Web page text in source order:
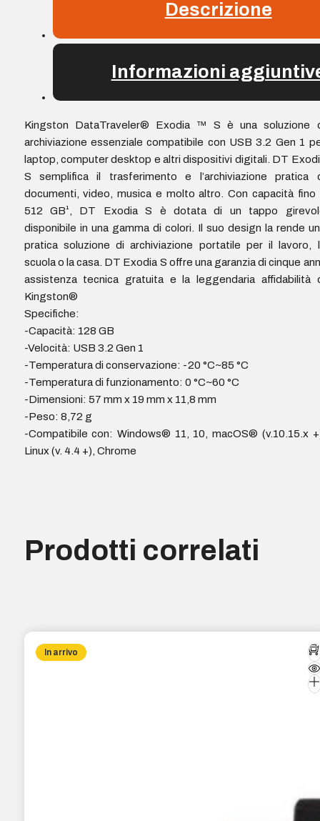
Descrizione
Informazioni
Kingston DataTraveler® Exodia ™ S è una soluzione
archiviazione essenziale compatibile con USB 3.2 Gen 1
laptop, computer desktop e altri dispositivi digitali. DT
S semplifica il trasferimento e l’archiviazione pratica
documenti, video, musica e molto altro. Con capacità fino
512 GB¹, DT Exodia S è dotata di un tappo
disponibile in una gamma di colori. Il suo design la rende
pratica soluzione di archiviazione portatile per il lavoro,
scuola o la casa. DT Exodia S offre una garanzia di cinque
assistenza tecnica gratuita e la leggendaria affidabilità
Kingston®
Specifiche:
-Capacità: 128 GB
-Velocità: USB 3.2 Gen 1
-Temperatura di conservazione: -20 °C~85 °C
-Temperatura di funzionamento: 0 °C~60 °C
-Dimensioni: 57 mm x 19 mm x 11,8 mm
-Peso: 8,72 g
-Compatibile con: Windows® 11, 10, macOS® (v.10.15.x
Linux (v. 4.4 +), Chrome
Prodotti correlati
In arrivo